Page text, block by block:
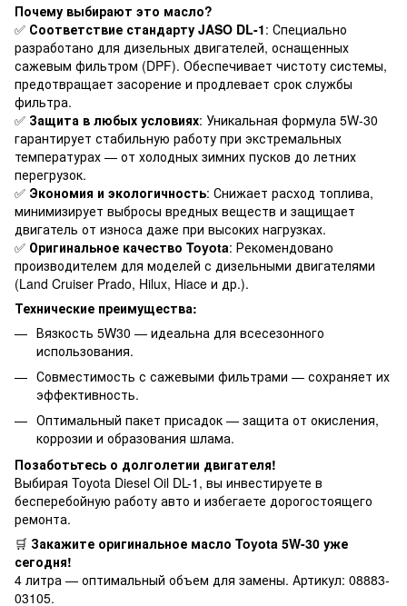
Почему выбирают это масло?
✅ Соответствие стандарту JASO DL-1: Специально
разработано для дизельных двигателей, оснащенных
сажевым фильтром (DPF). Обеспечивает чистоту системы,
предотвращает засорение и продлевает срок службы
фильтра.
✅ Защита в любых условиях: Уникальная формула 5W-30
гарантирует стабильную работу при экстремальных
температурах — от холодных зимних пусков до летних
перегрузок.
✅ Экономия и экологичность: Снижает расход топлива,
минимизирует выбросы вредных веществ и защищает
двигатель от износа даже при высоких нагрузках.
✅ Оригинальное качество Toyota: Рекомендовано
производителем для моделей с дизельными двигателями
(Land Cruiser Prado, Hilux, Hiace и др.).
Технические преимущества:
Вязкость 5W30 — идеальна для всесезонного
использования.
Совместимость с сажевыми фильтрами — сохраняет их
эффективность.
Оптимальный пакет присадок — защита от окисления,
коррозии и образования шлама.
Позаботьтесь о долголетии двигателя!
Выбирая Toyota Diesel Oil DL-1, вы инвестируете в
бесперебойную работу авто и избегаете дорогостоящего
ремонта.
🛒 Закажите оригинальное масло Toyota 5W-30 уже
сегодня!
4 литра — оптимальный объем для замены. Артикул: 08883-
03105.